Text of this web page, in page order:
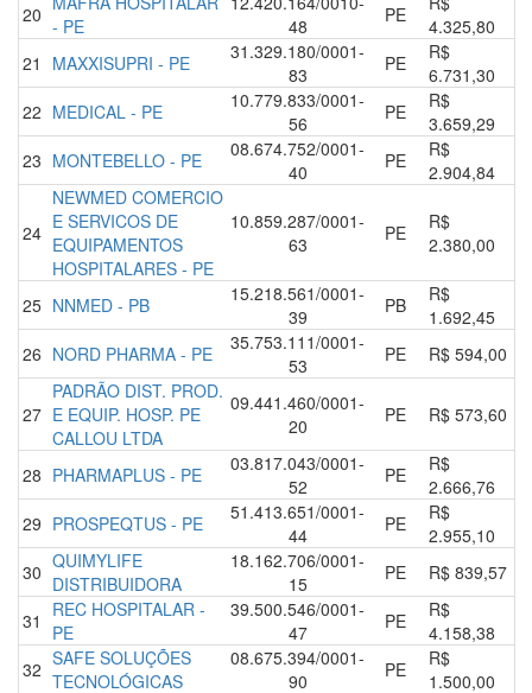
20 - PE
48
PE
4.325,80
21
MAXXISUPRI - PE
31.329.180/0001-
83
PE
R$
6.731,30
22 MEDICAL - PE
10.779.833/0001-
56
PE
R$
3.659,29
23 MONTEBELLO - PE
08.674.752/0001-
40
PE
R$
2.904,84
24
NEWMED COMERCIO
E SERVICOS DE
EQUIPAMENTOS
HOSPITALARES - PE
10.859.287/0001-
63
PE
R$
2.380,00
25 NNMED - PB
15.218.561/0001-
39
PB
R$
1.692,45
26 NORD PHARMA - PE
35.753.111/0001-
53
PE R$ 594,00
27
PADRÃO DIST. PROD.
E EQUIP. HOSP. PE
CALLOU LTDA
09.441.460/0001-
20
PE R$ 573,60
28 PHARMAPLUS - PE
03.817.043/0001-
52
PE
R$
2.666,76
29 PROSPEQTUS - PE
51.413.651/0001-
44
PE
R$
2.955,10
30 QUIMYLIFE
DISTRIBUIDORA
18.162.706/0001-
15
PE R$ 839,57
31
REC HOSPITALAR -
PE
39.500.546/0001-
47
PE
R$
4.158,38
32 SAFE SOLUÇÕES
TECNOLÓGICAS
08.675.394/0001-
90
PE
R$
1.500,00